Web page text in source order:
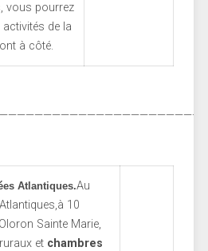
vous pourrez
de la
à côté.
Atlantiques.Au
10
Sainte Marie,
ruraux etchambres